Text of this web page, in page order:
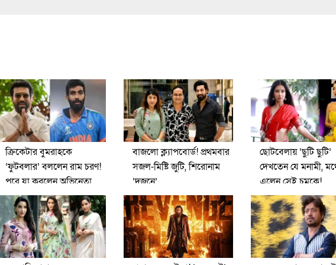
ক্রিকেটার বুমরাহকে
‘ফুটবলার’ বললেন রাম চরণ!
পরে যা করলেন অভিনেতা
বাজলো ক্ল্যাপবোর্ড! প্রথমবার
সজল-মিষ্টি জুটি, শিরোনাম
‘দুজনে’
ছোটবেলায় ‘ছুটি ছুটি’
দেখতেন যে মনামী,
এলেন সেই চমকে!